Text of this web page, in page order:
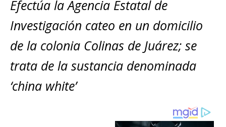
A
p
p
b
o
o
k
n
g
e
r
r Li
n
k
m
p
ar
ti
r
Efectúa la Agencia Estatal de
Investigación cateo en un domicilio
de la colonia Colinas de Juárez; se
trata de la sustancia denominada
‘china white’